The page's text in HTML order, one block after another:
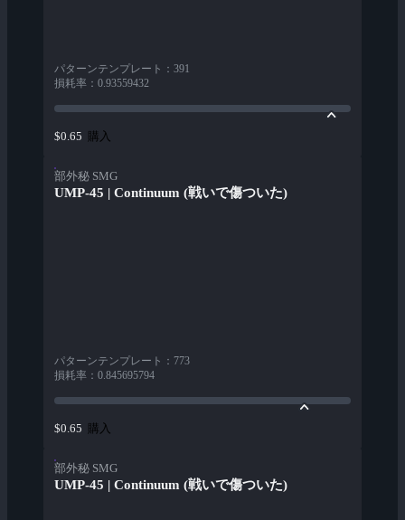
パターンテンプレート ： 391
損耗率 ： 0.93559432
$0.65 購入
部外秘 SMG
UMP-45 | Continuum (戦いで傷ついた)
パターンテンプレート ： 773
損耗率 ： 0.845695794
$0.65 購入
部外秘 SMG
UMP-45 | Continuum (戦いで傷ついた)